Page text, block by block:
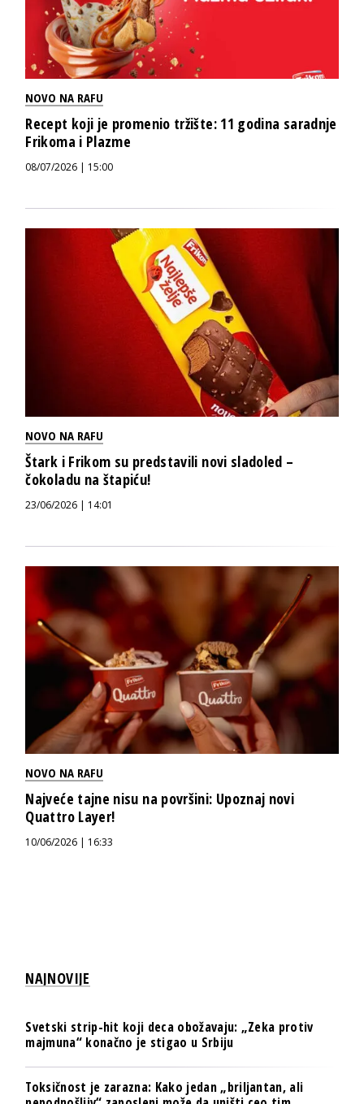
NOVO NA RAFU
Recept koji je promenio tržište: 11 godina saradnje
Frikoma i Plazme
08/07/2026 | 15:00
NOVO NA RAFU
Štark i Frikom su predstavili novi sladoled –
čokoladu na štapiću!
23/06/2026 | 14:01
NOVO NA RAFU
Najveće tajne nisu na površini: Upoznaj novi
Quattro Layer!
10/06/2026 | 16:33
NAJNOVIJE
Svetski strip-hit koji deca obožavaju: „Zeka protiv
majmuna“ konačno je stigao u Srbiju
Toksičnost je zarazna: Kako jedan „briljantan, ali